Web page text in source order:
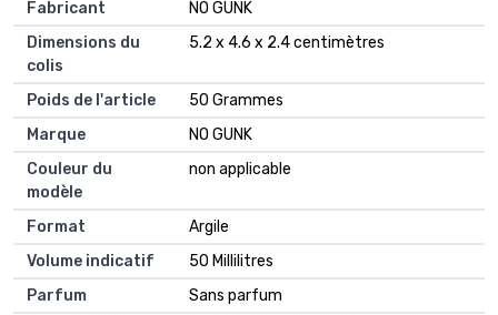
Fabricant
‎NO GUNK
Dimensions du
colis
‎5.2 x 4.6 x 2.4 centimètres
Poids de l'article
‎50 Grammes
Marque
‎NO GUNK
Couleur du
modèle
‎non applicable
Format
‎Argile
Volume indicatif
‎50 Millilitres
Parfum
‎Sans parfum